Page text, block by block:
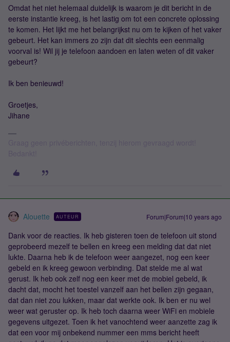
Omdat het niet helemaal duidelijk is waarom je dit bericht in de
eerste instantie kreeg, is het lastig om tot een concrete oplossing
te komen. Het lijkt me het belangrijkst nu om te kijken of het vaker
gebeurt. Het kan immers zo zijn dat dit slechts een eenmalig
voorval is! Wil jij je telefoon aandoen en laten weten of dit vaker
gebeurt?
Ik ben benieuwd!
Groetjes,
Jihane
Alouette AUTEUR Forum|Forum|10 years ago
Dank voor de reacties. Ik heb gisteren toen de telefoon uit stond
geprobeerd mezelf te bellen en kreeg een melding dat dat niet
lukte. Daarna heb ik de telefoon weer aangezet, nog een keer
gebeld en ik kreeg gewoon verbinding. Dat stelde me al wat
gerust. Ik heb ook zelf nog een keer met de mobiel gebeld, ik
dacht dat, mocht het toestel vanzelf aan het bellen zijn gegaan,
dat dan niet zou lukken, maar dat werkte ook. Ik ben er nu wel
weer wat geruster op. Ik heb toch daarna weer WiFi en mobiele
gegevens uitgezet. Toen ik het vanochtend weer aanzette zag ik
dat een voor mij onbekend nummer een mms bericht heeft